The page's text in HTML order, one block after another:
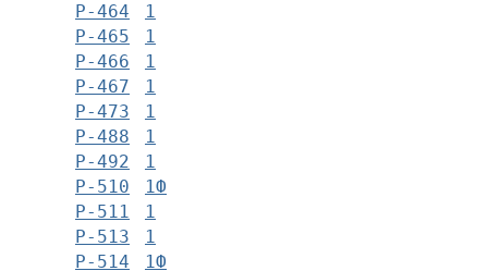
Р-464
1
Р-465
1
Р-466
1
Р-467
1
Р-473
1
Р-488
1
Р-492
1
Р-510
1Ф
Р-511
1
Р-513
1
Р-514
1Ф